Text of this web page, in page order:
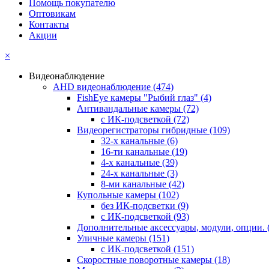
Помощь покупателю
Оптовикам
Контакты
Акции
×
Видеонаблюдение
AHD видеонаблюдение (474)
FishEye камеры "Рыбий глаз" (4)
Антивандальные камеры (72)
с ИК-подсветкой (72)
Видеорегистраторы гибридные (109)
32-х канальные (6)
16-ти канальные (19)
4-х канальные (39)
24-х канальные (3)
8-ми канальные (42)
Купольные камеры (102)
без ИК-подсветки (9)
с ИК-подсветкой (93)
Дополнительные аксессуары, модули, опции.
Уличные камеры (151)
с ИК-подсветкой (151)
Скоростные поворотные камеры (18)